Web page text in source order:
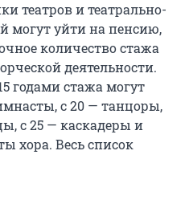
театров и театрально-
могут уйти на пенсию,
количество стажа
деятельности.
годами стажа могут
с 20 — танцоры,
с 25 — каскадеры и
хора. Весь список